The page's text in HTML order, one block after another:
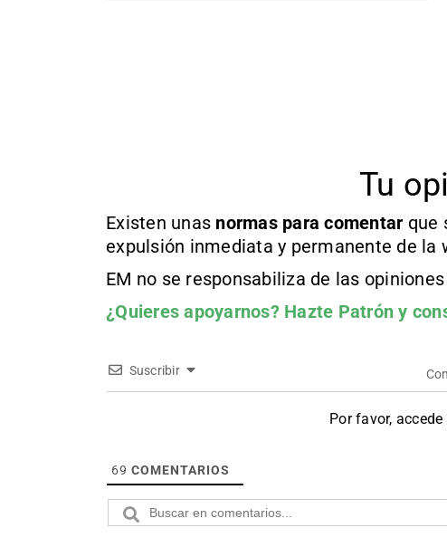
Tu
Existen unas normas para comentar que
expulsión inmediata y permanente de la
EM no se responsabiliza de las
¿Quieres apoyarnos? Hazte Patrón y
Suscribir
Por favor,
69 COMENTARIOS